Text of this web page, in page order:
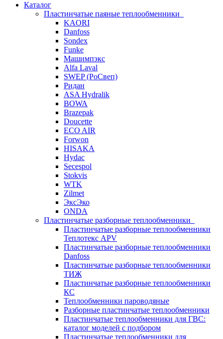
Каталог
Пластинчатые паяные теплообменники
KAORI
Danfoss
Sondex
Funke
Машимпэкс
Alfa Laval
SWEP (РоСвеп)
Ридан
ASA Hydralik
BOWA
Brazepak
Doucette
ECO AIR
Forwon
HISAKA
Hydac
Secespol
Stokvis
WTK
Zilmet
ЭксЭко
ONDA
Пластинчатые разборные теплообменники
Пластинчатые разборные теплообменники
Теплотекс APV
Пластинчатые разборные теплообменники
Danfoss
Пластинчатые разборные теплообменники
ТИЖ
Пластинчатые разборные теплообменники
КC
Теплообменники пароводяные
Разборные пластинчатые теплообменники
Пластинчатые теплообменники для ГВС:
каталог моделей с подбором
Пластинчатые теплообменники для